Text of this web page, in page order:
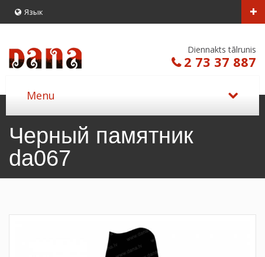
Язык
Diennakts tālrunis
2 73 37 887
Черный памятник
da067